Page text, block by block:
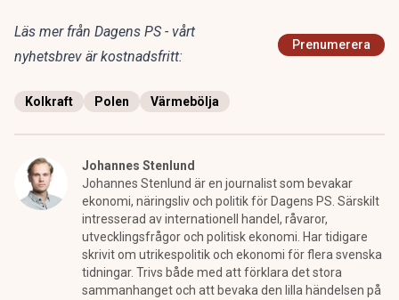
Läs mer från Dagens PS - vårt
nyhetsbrev är kostnadsfritt:
Prenumerera
Kolkraft Polen Värmebölja
Johannes Stenlund
Johannes Stenlund är en journalist som bevakar
ekonomi, näringsliv och politik för Dagens PS. Särskilt
intresserad av internationell handel, råvaror,
utvecklingsfrågor och politisk ekonomi. Har tidigare
skrivit om utrikespolitik och ekonomi för flera svenska
tidningar. Trivs både med att förklara det stora
sammanhanget och att bevaka den lilla händelsen på